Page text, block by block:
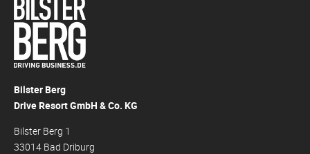
Bilster Berg
Drive Resort GmbH & Co. KG
Bilster Berg 1
33014 Bad Driburg